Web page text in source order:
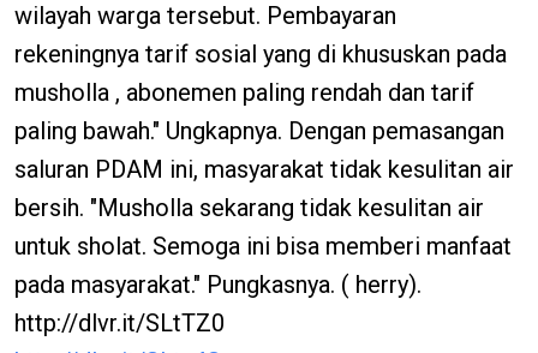
wilayah warga tersebut. Pembayaran
rekeningnya tarif sosial yang di khususkan pada
musholla , abonemen paling rendah dan tarif
paling bawah." Ungkapnya. Dengan pemasangan
saluran PDAM ini, masyarakat tidak kesulitan air
bersih. "Musholla sekarang tidak kesulitan air
untuk sholat. Semoga ini bisa memberi manfaat
pada masyarakat." Pungkasnya. ( herry).
http://dlvr.it/SLtTZ0